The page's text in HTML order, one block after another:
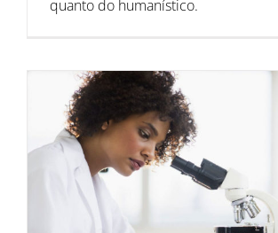
quanto do humanístico.